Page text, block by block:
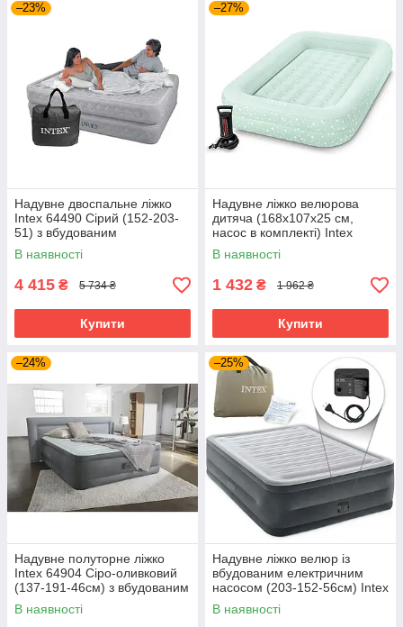
–23%
Надувне двоспальне ліжко
Intex 64490 Сірий (152-203-
51) з вбудованим
електричним насосом
В наявності
4 415 ₴ 5 734 ₴
Купити
–27%
Надувне ліжко велюрова
дитяча (168x107х25 см,
насос в комплекті) Intex
66810
В наявності
1 432 ₴ 1 962 ₴
Купити
–24%
Надувне полуторне ліжко
Intex 64904 Сіро-оливковий
(137-191-46см) з вбудованим
електричним насосом
В наявності
–25%
Надувне ліжко велюр із
вбудованим електричним
насосом (203-152-56см) Intex
64418
В наявності